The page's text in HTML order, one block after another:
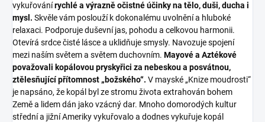
vykuřovánírychlé a výrazně očistné účinky na tělo, duši, ducha i
mysl. Skvěle vám poslouží k dokonalému uvolnění a hluboké
relaxaci. Podporuje duševní jas, pohodu a celkovou harmonii.
Otevírá srdce čisté lásce a uklidňuje smysly. Navozuje spojení
mezi naším světem a světem duchovním. Mayové a Aztékové
považovali kopálovou pryskyřici za nebeskou a posvátnou,
ztělesňující přítomnost „božského“. V mayské „Knize moudrosti“
je napsáno, že kopál byl ze stromu života extrahován bohem
Země a lidem dán jako vzácný dar. Mnoho domorodých kultur
střední a jižní Ameriky vykuřovalo a dodnes vykuřuje kopál